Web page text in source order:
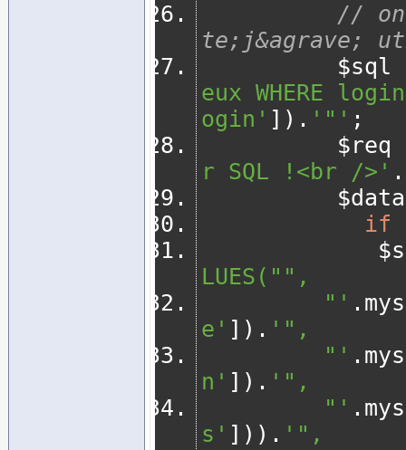
// on
te;j&agrave;
          $sql
eux WHERE
ogin' ]). '"' ;
          $req
r SQL !<br />' .
if
LUES("",
         "'
.
e' ]). '",
         "'
.
n' ]). '",
         "'
.
s' ])). '",